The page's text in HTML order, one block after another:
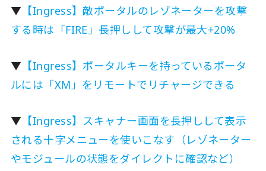
▼ 【Ingress】敵ポータルのレゾネーターを攻撃
する時は「FIRE」長押しして攻撃が最大+20%
▼ 【Ingress】ポータルキーを持っているポータ
ルには「XM」をリモートでリチャージできる
▼ 【Ingress】スキャナー画面を長押しして表示
される十字メニューを使いこなす（レゾネーター
やモジュールの状態をダイレクトに確認など）